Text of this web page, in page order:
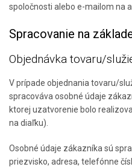
spoločnosti alebo e-mailom na
Spracovanie na
Objednávka tovaru/
V prípade objednania tovaru/
spracováva osobné údaje
ktorej uzatvorenie bolo
na diaľku).
Osobné údaje zákazníka sú
priezvisko, adresa, telefónne